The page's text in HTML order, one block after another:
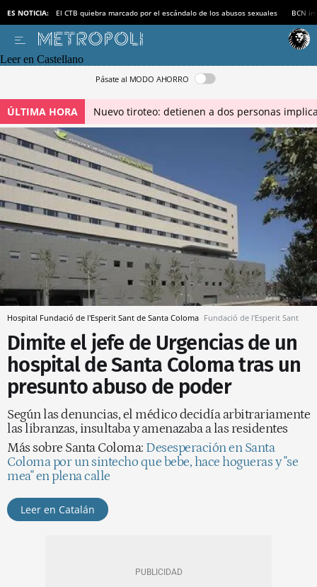
ES NOTICIA: El CTB quiebra marcado por el escándalo de los abusos sexuales BCN
Leer en Castellano
Pásate al MODO AHORRO
ÚLTIMA HORA Nuevo tiroteo: detienen a dos personas
Hospital Fundació de l'Esperit Sant de Santa Coloma Fundació de l'Esperit Sant
Dimite el jefe de Urgencias de un
hospital de Santa Coloma tras un
presunto abuso de poder
Según las denuncias, el médico decidía arbitrariamente
las libranzas, insultaba y amenazaba a las residentes
Más sobre Santa Coloma: Desesperación en Santa
Coloma por un sintecho que bebe, hace hogueras y "se
mea" en plena calle
Leer en Catalán